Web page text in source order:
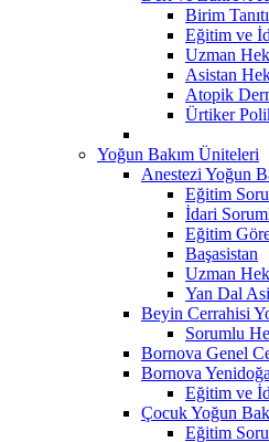
Birim
Eğitim ve
Uzman
Asistan
Atopik
Ürtiker
Yoğun Bakım Üniteleri
Anestezi Yoğun
Eğitim
İdari
Eğitim
Başasistan
Uzman
Yan Dal
Beyin Cerrahisi
Sorumlu
Bornova Genel
Bornova
Eğitim ve
Çocuk Yoğun
Eğitim